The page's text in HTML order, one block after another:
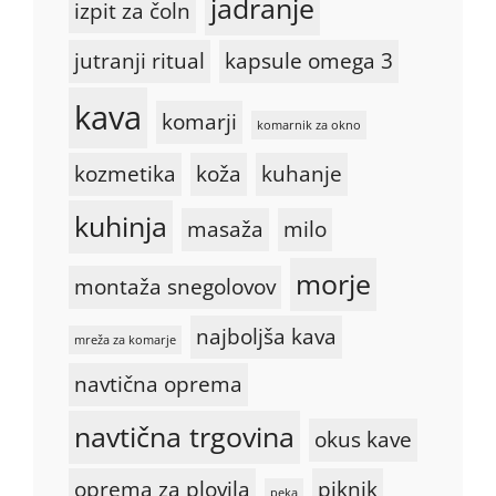
izpit za čoln jadranje
jutranji ritual kapsule omega 3
kava komarji komarnik za okno
kozmetika koža kuhanje
kuhinja masaža
milo
montaža snegolovov
morje
mreža za komarje
najboljša kava
navtična oprema
navtična trgovina
okus kave
oprema za plovila
peka piknik